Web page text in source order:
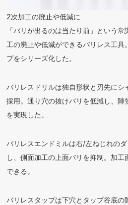
2次加工の廃止や低減に
「バリが出るのは当たり前」という
工の廃止や低減ができるバリレス工具
プをシリーズ化した。
バリレスドリルは独自形状と刃先にシ
採用。通り穴の抜けバリを低減し、陣
を実現した。
バリレスエンドミルは右/左ねじれの
し、側面加工の上面バリを抑制。加
できる。
バリレスタップは下穴とタップ谷底の